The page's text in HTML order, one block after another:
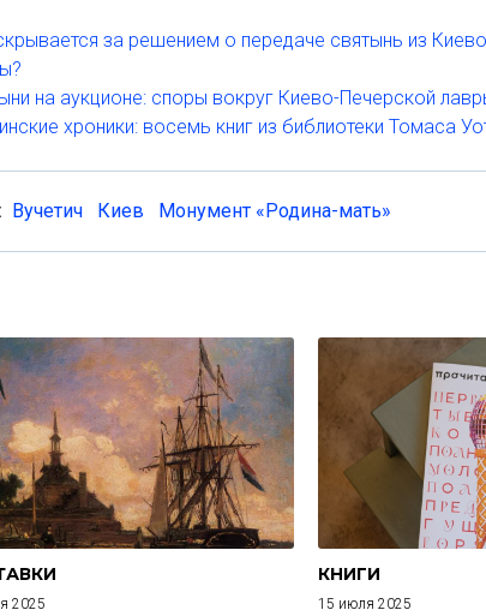
за решением о передаче святынь из
на аукционе: cпоры вокруг Киево-Печерской
хроники: восемь книг из библиотеки Томаса
Вучетич Киев Монумент «Родина-мать»
2025
КНИГИ
15 июля 2025